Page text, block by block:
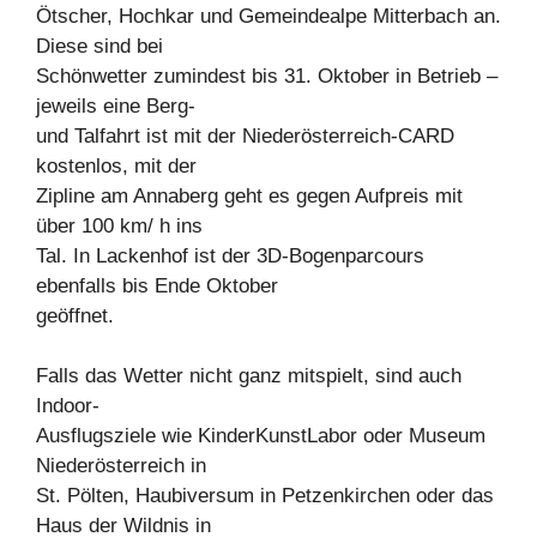
Ötscher, Hochkar und Gemeindealpe Mitterbach an.
Diese sind bei
Schönwetter zumindest bis 31. Oktober in Betrieb –
jeweils eine Berg-
und Talfahrt ist mit der Niederösterreich-CARD
kostenlos, mit der
Zipline am Annaberg geht es gegen Aufpreis mit
über 100 km/ h ins
Tal. In Lackenhof ist der 3D-Bogenparcours
ebenfalls bis Ende Oktober
geöffnet.
Falls das Wetter nicht ganz mitspielt, sind auch
Indoor-
Ausflugsziele wie KinderKunstLabor oder Museum
Niederösterreich in
St. Pölten, Haubiversum in Petzenkirchen oder das
Haus der Wildnis in